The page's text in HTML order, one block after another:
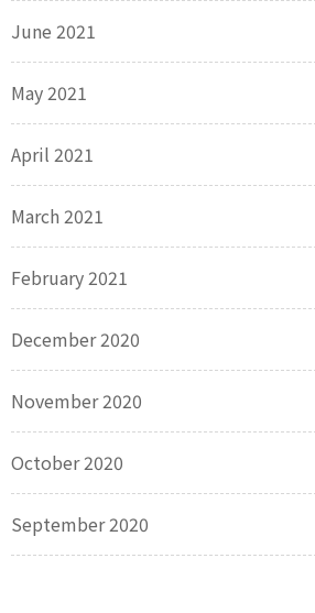
June 2021
May 2021
April 2021
March 2021
February 2021
December 2020
November 2020
October 2020
September 2020